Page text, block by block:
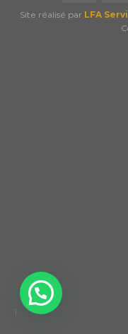
Site réalisé par LFA
1